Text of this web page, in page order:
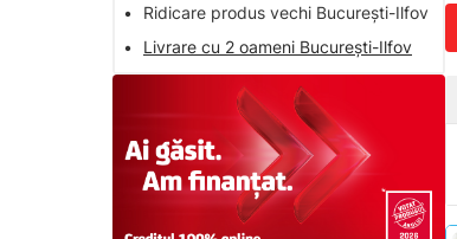
•
Ridicare produs vechi București-Ilfov
•
Livrare cu 2 oameni București-Ilfov